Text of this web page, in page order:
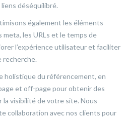
déséquilibré.
également les éléments
les URLs et le temps de
l’expérience utilisateur et faciliter
recherche.
holistique du référencement, en
et off-page pour obtenir des
visibilité de votre site. Nous
collaboration avec nos clients pour